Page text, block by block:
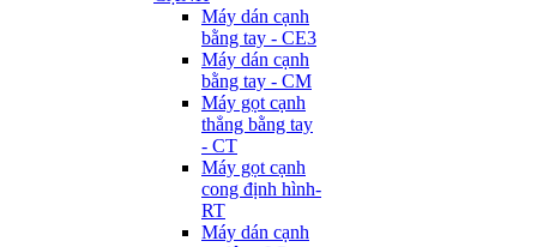
Máy dán cạnh
bằng tay - CE3
Máy dán cạnh
bằng tay - CM
Máy gọt cạnh
thẳng bằng tay
- CT
Máy gọt cạnh
cong định hình-
RT
Máy dán cạnh